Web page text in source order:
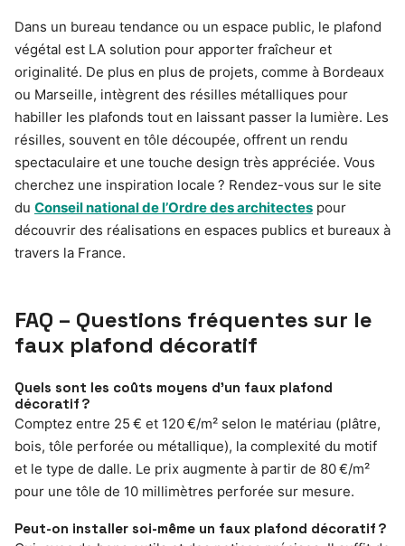
Dans un bureau tendance ou un espace public, le plafond
végétal est LA solution pour apporter fraîcheur et
originalité. De plus en plus de projets, comme à Bordeaux
ou Marseille, intègrent des résilles métalliques pour
habiller les plafonds tout en laissant passer la lumière. Les
résilles, souvent en tôle découpée, offrent un rendu
spectaculaire et une touche design très appréciée. Vous
cherchez une inspiration locale ? Rendez-vous sur le site
du Conseil national de l’Ordre des architectes pour
découvrir des réalisations en espaces publics et bureaux à
travers la France.
FAQ – Questions fréquentes sur le
faux plafond décoratif
Quels sont les coûts moyens d’un faux plafond
décoratif ?
Comptez entre 25 € et 120 €/m² selon le matériau (plâtre,
bois, tôle perforée ou métallique), la complexité du motif
et le type de dalle. Le prix augmente à partir de 80 €/m²
pour une tôle de 10 millimètres perforée sur mesure.
Peut-on installer soi-même un faux plafond décoratif ?